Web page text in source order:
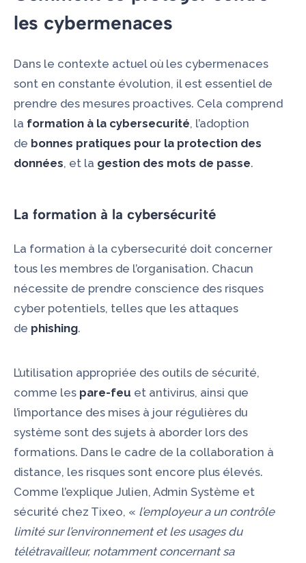
les cybermenaces
Dans le contexte actuel où les cybermenaces
sont en constante évolution, il est essentiel de
prendre des mesures proactives. Cela comprend
la formation à la cybersecurité, l’adoption
de bonnes pratiques pour la protection des
données, et la gestion des mots de passe.
La formation à la cybersécurité
La formation à la cybersecurité doit concerner
tous les membres de l’organisation. Chacun
nécessite de prendre conscience des risques
cyber potentiels, telles que les attaques
de phishing.
L’utilisation appropriée des outils de sécurité,
comme les pare-feu et antivirus, ainsi que
l’importance des mises à jour régulières du
système sont des sujets à aborder lors des
formations. Dans le cadre de la collaboration à
distance, les risques sont encore plus élevés.
Comme l’explique Julien, Admin Système et
sécurité chez Tixeo, « l’employeur a un contrôle
limité sur l’environnement et les usages du
télétravailleur, notamment concernant sa